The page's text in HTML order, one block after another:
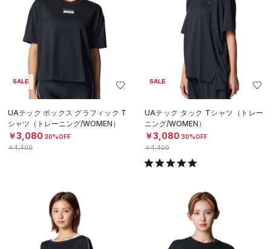
SALE
UAテック ボックス グラフィック T
シャツ（トレーニング/WOMEN）
￥3,080 30%OFF
￥4,400
SALE
UAテック タック Tシャツ（トレー
ニング/WOMEN）
￥3,080 30%OFF
￥4,400